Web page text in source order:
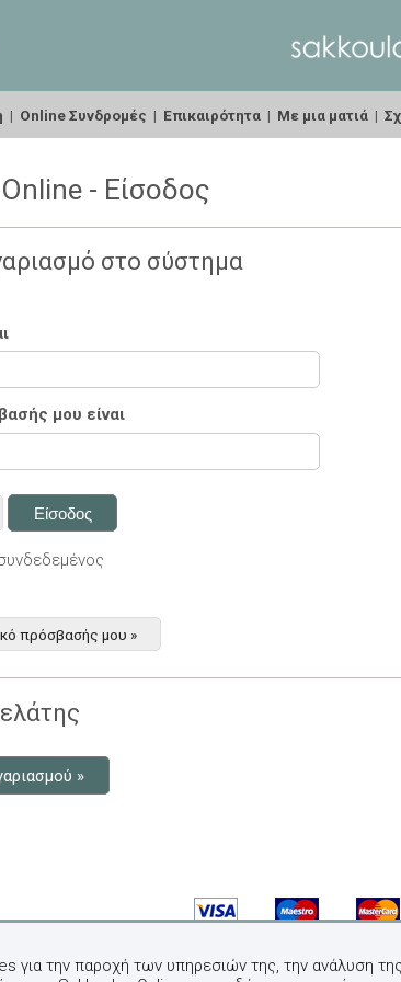
| Online Συνδρομές | Επικαιρότητα | Με μια ματιά |
- Είσοδος
στο σύστημα
μου είναι
πρόσβασής μου »
»
για την παροχή των υπηρεσιών της, την ανάλυση